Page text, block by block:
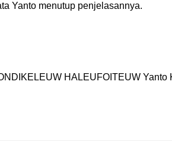
Yanto menutup penjelasannya.
HALEUFOITEUW Yanto